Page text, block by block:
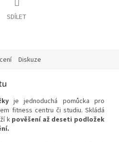
SDÍLET
Diskuze
je jednoduchá pomůcka pro
fitness centru či studiu. Skládá
k pověšení až deseti podložek